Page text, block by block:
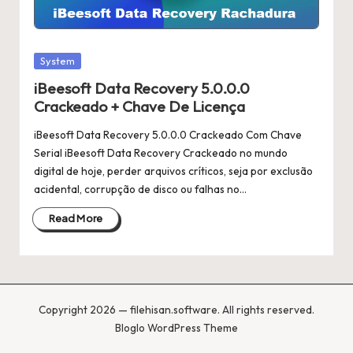
Posted
System
iBeesoft Data Recovery 5.0.0.0
Crackeado + Chave De Licença
iBeesoft Data Recovery 5.0.0.0 Crackeado Com Chave
Serial iBeesoft Data Recovery Crackeado no mundo
digital de hoje, perder arquivos críticos, seja por exclusão
acidental, corrupção de disco ou falhas no…
Read More
Copyright 2026 — filehisan.software. All rights reserved.
Bloglo WordPress Theme